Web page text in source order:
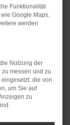
dein
Stand
dazu
nicht mehr
Funktionalität
Google Maps,
werden
Nutzung der
messen und zu
die von
um Sie auf
zu